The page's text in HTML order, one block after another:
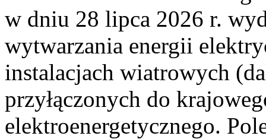
w dniu 28 lipca 2026 r.
wytwarzania energii
instalacjach wiatrowych
przyłączonych do
elektroenergetycznego.